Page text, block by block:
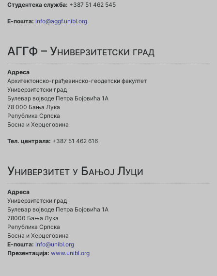
Студентска служба: +387 51 462 545
Е-пошта: info@aggf.unibl.org
АГГФ – Универзитетски град
Адреса
Архитектонско-грађевинско-геодетски факултет
Универзитетски град
Булевар војводе Петра Бојовића 1A
78 000 Бања Лука
Република Српска
Босна и Херцеговина
Тел. централа: +387 51 462 616
Универзитет у Бањој Луци
Адреса
Универзитетски град
Булевар војводе Петра Бојовића 1А
78000 Бања Лука
Република Српска
Босна и Херцеговина
Е-пошта: info@unibl.org
Презентација: www.unibl.org